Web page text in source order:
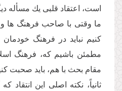
است، اعتقاد قلبى یك مسأله
ما وقتى با صاحب فرهنگ ها
كنیم نباید در فرهنگ
مطمئن باشیم كه، فرهنگ
مقام بحث با هم، باید صحبت
ثانیاً، نكته اصلى این